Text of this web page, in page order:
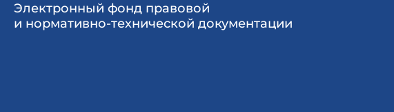
Электронный фонд правовой
и нормативно-технической документации